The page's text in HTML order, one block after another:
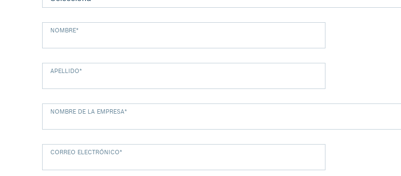
NOMBRE*
APELLIDO*
NOMBRE DE LA EMPRESA*
CORREO ELECTRÓNICO*